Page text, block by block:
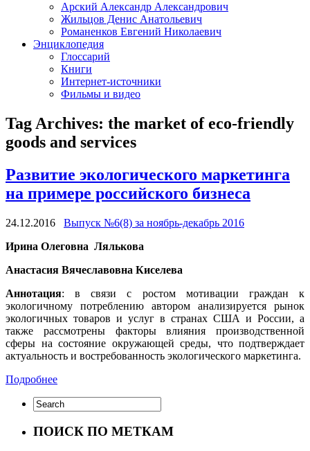
Арский Александр Александрович
Жильцов Денис Анатольевич
Романенков Евгений Николаевич
Энциклопедия
Глоссарий
Книги
Интернет-источники
Фильмы и видео
Tag Archives: the market of eco-friendly
goods and services
Развитие экологического маркетинга
на примере российского бизнеса
24.12.2016
Выпуск №6(8) за ноябрь-декабрь 2016
Ирина Олеговна Лялькова
Анастасия Вячеславовна Киселева
Аннотация: в связи с ростом мотивации граждан к
экологичному потреблению автором анализируется рынок
экологичных товаров и услуг в странах США и России, а
также рассмотрены факторы влияния производственной
сферы на состояние окружающей среды, что подтверждает
актуальность и востребованность экологического маркетинга.
Подробнее
ПОИСК ПО МЕТКАМ